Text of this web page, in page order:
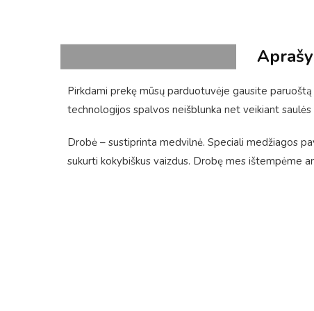
Pirkdami prekę mūsų parduotuvėje gausite
technologijos spalvos neišblunka net veikiant saulės
Drobė – sustiprinta medvilnė. Speciali medžiagos
sukurti kokybiškus vaizdus. Drobę mes ištempėme